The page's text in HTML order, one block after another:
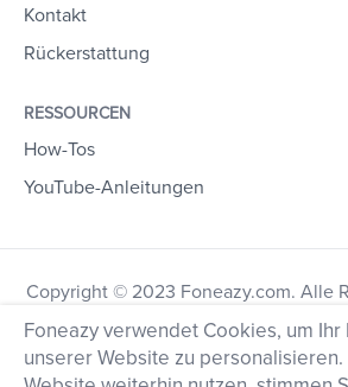
Kontakt
Rückerstattung
RESSOURCEN
How-Tos
YouTube-Anleitungen
Copyright © 2023 Foneazy.com. Alle
Foneazy verwendet Cookies, um Ihr
unserer Website zu